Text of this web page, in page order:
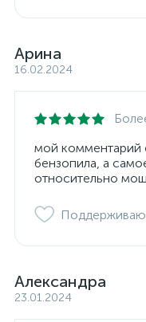
Арина
16.02.2024
мой комментарий
бензопила, а
относительно
Поддерживаю
Александра
23.01.2024